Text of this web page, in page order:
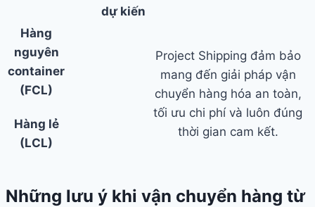
dự kiến
Hàng
nguyên
container
(FCL)
Project Shipping đảm bảo
mang đến giải pháp vận
chuyển hàng hóa an toàn,
tối ưu chi phí và luôn đúng
thời gian cam kết.
Hàng lẻ
(LCL)
Những lưu ý khi vận chuyển hàng từ